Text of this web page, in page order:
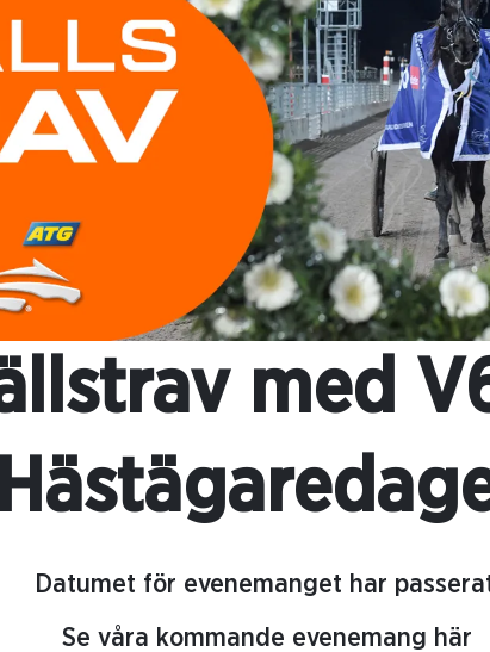
med
Datumet för evenemanget har
Se våra kommande evenemang här